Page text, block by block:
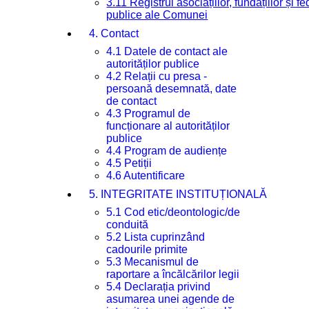
3.11 Registrul asociațiilor, fundațiilor și
publice ale Comunei
4. Contact
4.1 Datele de contact ale
autorităților publice
4.2 Relații cu presa -
persoană desemnată, date
de contact
4.3 Programul de
funcționare al autorităților
publice
4.4 Program de audiențe
4.5 Petiții
4.6 Autentificare
5. INTEGRITATE INSTITUȚIONALĂ
5.1 Cod etic/deontologic/de
conduită
5.2 Lista cuprinzând
cadourile primite
5.3 Mecanismul de
raportare a încălcărilor legii
5.4 Declarația privind
asumarea unei agende de